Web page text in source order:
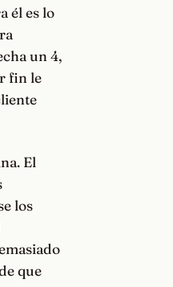
él es lo
un 4,
fin le
El
los
que